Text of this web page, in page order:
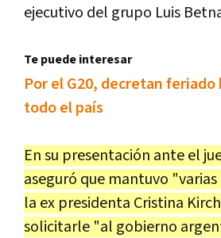
ejecutivo del grupo Luis
Te puede interesar
Por el G20, decretan feriado
todo el país
Ensu presentación anteel
aseguró que mantuvo "varias
la ex presidenta Cristina
solicitarle "al gobierno